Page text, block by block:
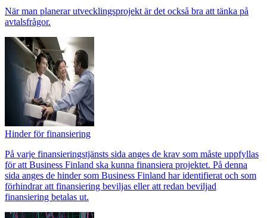
När man planerar utvecklingsprojekt är det också bra att tänka på
avtalsfrågor.
Hinder för finansiering
På varje finansieringstjänsts sida anges de krav som måste uppfyllas
för att Business Finland ska kunna finansiera projektet. På denna
sida anges de hinder som Business Finland har identifierat och som
förhindrar att finansiering beviljas eller att redan beviljad
finansiering betalas ut.